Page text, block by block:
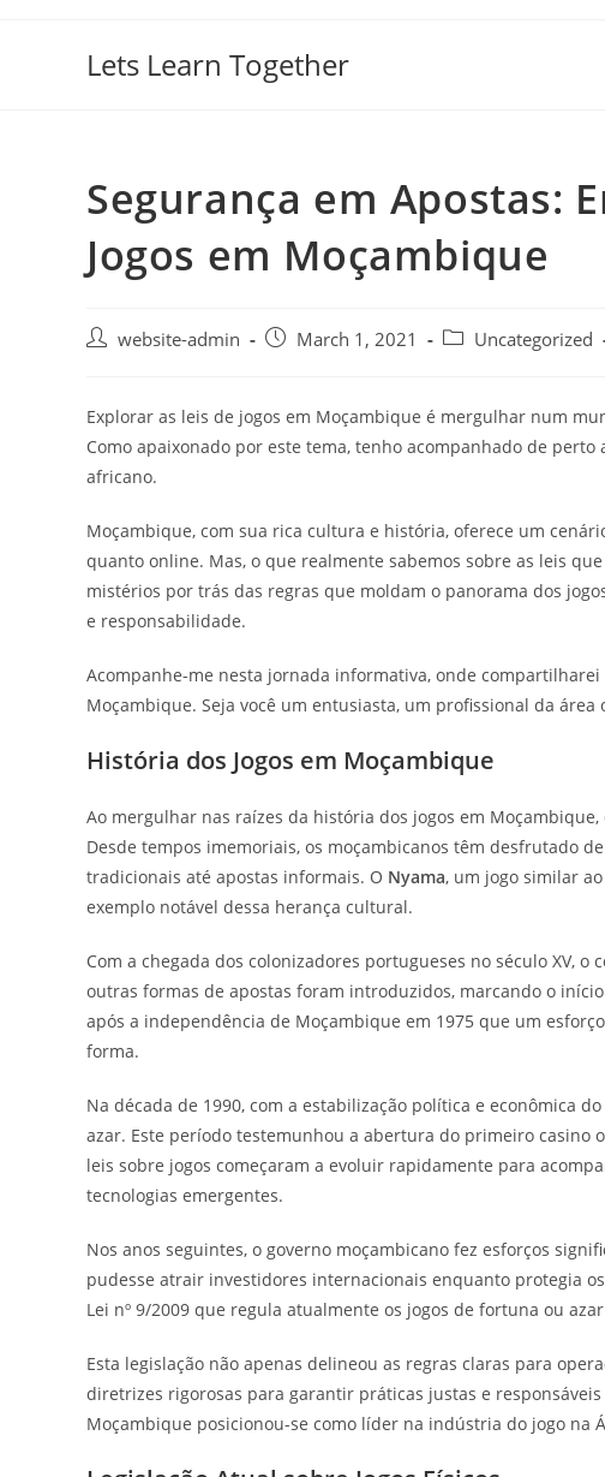
Lets Learn Together
Segurança em Apostas:
Jogos em Moçambique
website-admin March 1, 2021 Uncategorized
Explorar as leis de jogos em Moçambique é mergulhar num
Como apaixonado por este tema, tenho acompanhado de
africano.
Moçambique, com sua rica cultura e história, oferece um
quanto online. Mas, o que realmente sabemos sobre as leis
mistérios por trás das regras que moldam o panorama dos
e responsabilidade.
Acompanhe-me nesta jornada informativa, onde
Moçambique. Seja você um entusiasta, um profissional da
História dos Jogos em Moçambique
Ao mergulhar nas raízes da história dos jogos em
Desde tempos imemoriais, os moçambicanos têm desfrutado
tradicionais até apostas informais. O Nyama, um jogo similar
exemplo notável dessa herança cultural.
Com a chegada dos colonizadores portugueses no século XV,
outras formas de apostas foram introduzidos, marcando o
após a independência de Moçambique em 1975 que um
forma.
Na década de 1990, com a estabilização política e econômica
azar. Este período testemunhou a abertura do primeiro casino
leis sobre jogos começaram a evoluir rapidamente para
tecnologias emergentes.
Nos anos seguintes, o governo moçambicano fez esforços
pudesse atrair investidores internacionais enquanto protegia
Lei nº 9/2009 que regula atualmente os jogos de fortuna ou
Esta legislação não apenas delineou as regras claras para
diretrizes rigorosas para garantir práticas justas e
Moçambique posicionou-se como líder na indústria do jogo na